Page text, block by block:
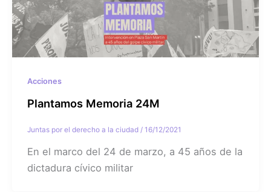
Acciones
Plantamos Memoria 24M
Juntas por el derecho a la ciudad / 16/12/2021
En el marco del 24 de marzo, a 45 años de la
dictadura cívico militar